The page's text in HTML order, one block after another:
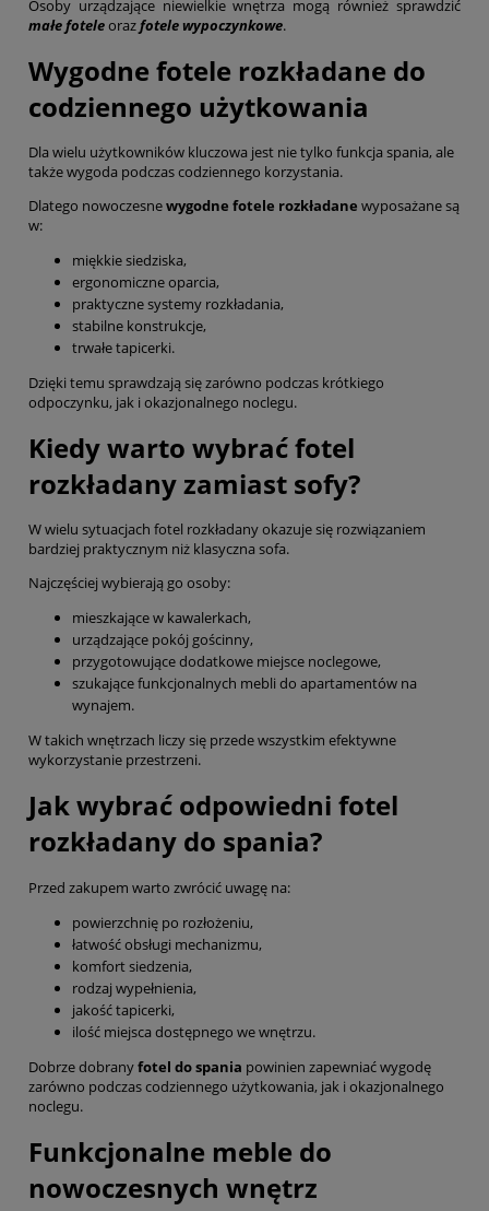
Osoby urządzające niewielkie wnętrza mogą również sprawdzić
małe foteleoraz fotele wypoczynkowe.
Wygodne fotele rozkładane do
codziennego użytkowania
Dla wielu użytkowników kluczowa jest nie tylko funkcja spania, ale
także wygoda podczas codziennego korzystania.
Dlatego nowoczesnewygodne fotele rozkładane wyposażane są
w:
miękkie siedziska,
ergonomiczne oparcia,
praktyczne systemy rozkładania,
stabilne konstrukcje,
trwałe tapicerki.
Dzięki temu sprawdzają się zarówno podczas krótkiego
odpoczynku, jak i okazjonalnego noclegu.
Kiedy warto wybrać fotel
rozkładany zamiast sofy?
W wielu sytuacjach fotel rozkładany okazuje się rozwiązaniem
bardziej praktycznym niż klasyczna sofa.
Najczęściej wybierają go osoby:
mieszkające w kawalerkach,
urządzające pokój gościnny,
przygotowujące dodatkowe miejsce noclegowe,
szukające funkcjonalnych mebli do apartamentów na
wynajem.
W takich wnętrzach liczy się przede wszystkim efektywne
wykorzystanie przestrzeni.
Jak wybrać odpowiedni fotel
rozkładany do spania?
Przed zakupem warto zwrócić uwagę na:
powierzchnię po rozłożeniu,
łatwość obsługi mechanizmu,
komfort siedzenia,
rodzaj wypełnienia,
jakość tapicerki,
ilość miejsca dostępnego we wnętrzu.
Dobrze dobranyfotel do spania powinien zapewniać wygodę
zarówno podczas codziennego użytkowania, jak i okazjonalnego
noclegu.
Funkcjonalne meble do
nowoczesnych wnętrz